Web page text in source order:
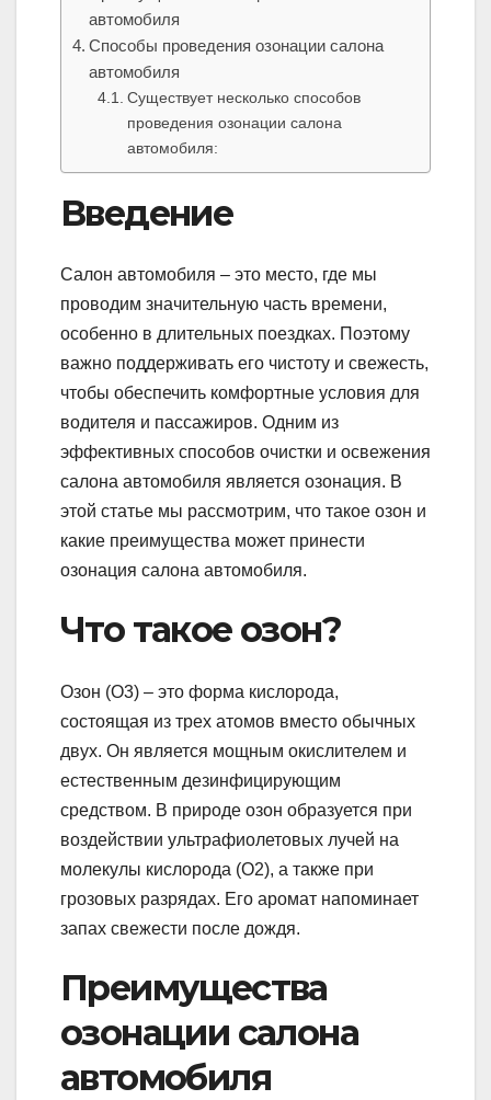
автомобиля
Способы проведения озонации салона
автомобиля
Существует несколько способов
проведения озонации салона
автомобиля:
Введение
Салон автомобиля – это место, где мы
проводим значительную часть времени,
особенно в длительных поездках. Поэтому
важно поддерживать его чистоту и свежесть,
чтобы обеспечить комфортные условия для
водителя и пассажиров. Одним из
эффективных способов очистки и освежения
салона автомобиля является озонация. В
этой статье мы рассмотрим, что такое озон и
какие преимущества может принести
озонация салона автомобиля.
Что такое озон?
Озон (O3) – это форма кислорода,
состоящая из трех атомов вместо обычных
двух. Он является мощным окислителем и
естественным дезинфицирующим
средством. В природе озон образуется при
воздействии ультрафиолетовых лучей на
молекулы кислорода (O2), а также при
грозовых разрядах. Его аромат напоминает
запах свежести после дождя.
Преимущества
озонации салона
автомобиля